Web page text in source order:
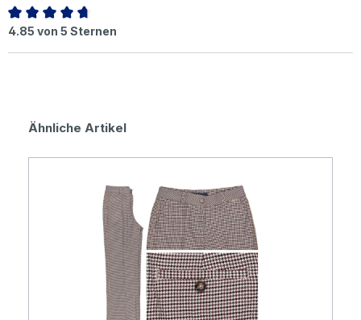
Durchschnittliche Bewertung von 4.85 von 5 Sternen
4.85 von 5 Sternen
Produktgalerie überspringen
Ähnliche Artikel